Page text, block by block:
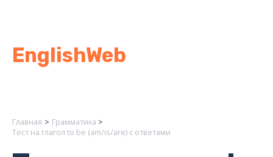
содержимому
EnglishWeb
Главная
Грамматика
Тест на глагол to be (am/is/are) с ответами